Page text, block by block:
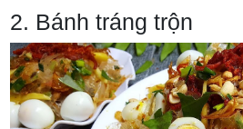
2. Bánh tráng trộn